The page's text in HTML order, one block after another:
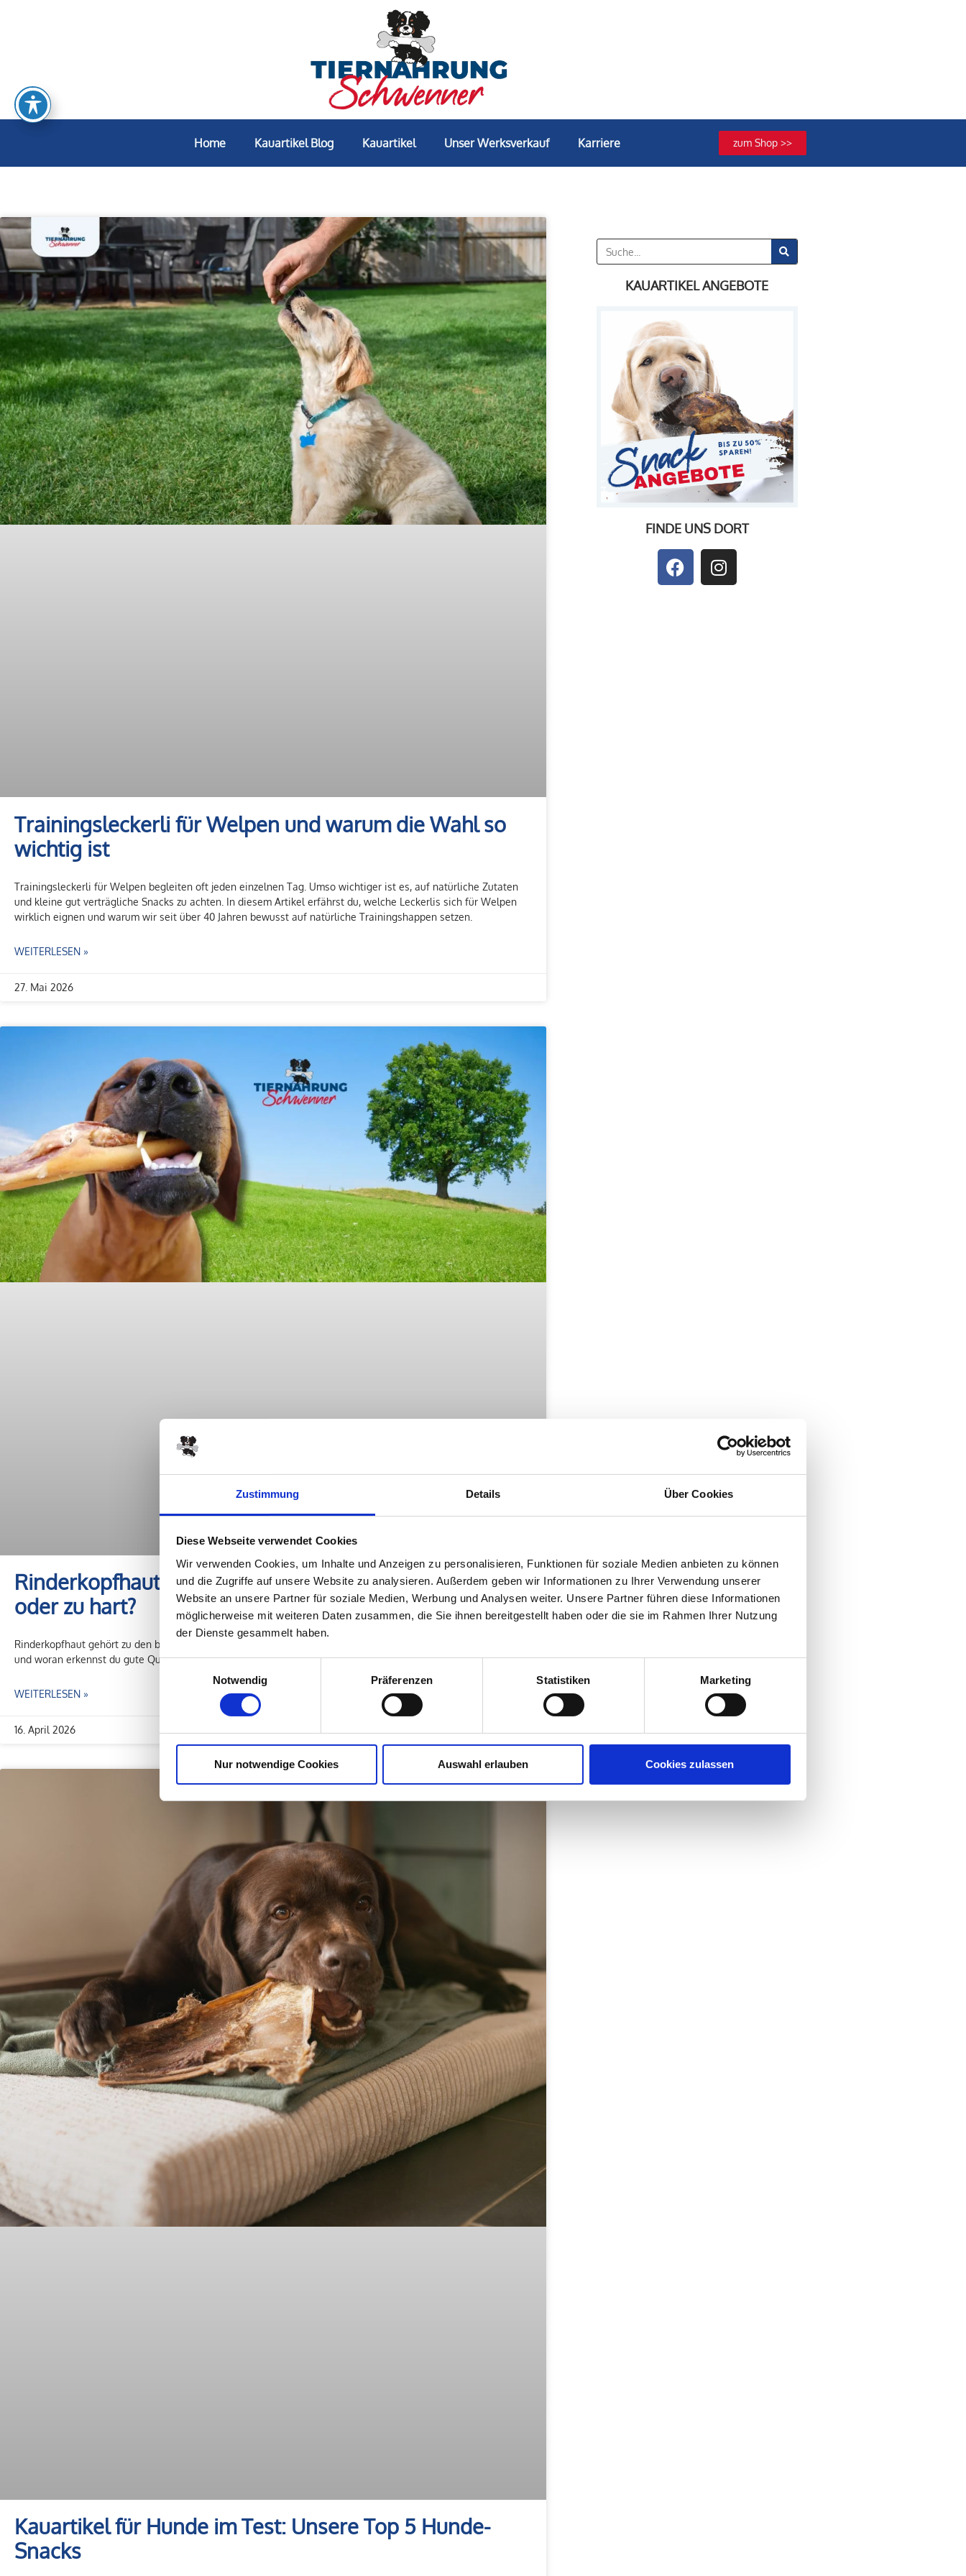
Zustimmung Details Über Cookies
Diese Webseite verwendet Cookies
Wir verwenden Cookies, um Inhalte und Anzeigen zu personalisieren, Funktionen für soziale Medien anbieten zu können
und die Zugriffe auf unsere Website zu analysieren. Außerdem geben wir Informationen zu Ihrer Verwendung unserer
Website an unsere Partner für soziale Medien, Werbung und Analysen weiter. Unsere Partner führen diese Informationen
möglicherweise mit weiteren Daten zusammen, die Sie ihnen bereitgestellt haben oder die sie im Rahmen Ihrer Nutzung
der Dienste gesammelt haben.
Einwilligungsauswahl
Notwendig
Präferenzen Statistiken Marketing
Nur notwendige Cookies Auswahl erlauben Cookies zulassen
Home Kauartikel Blog Kauartikel Unser Werksverkauf Karriere zum Shop >>
Trainingsleckerli für Welpen und warum die Wahl so
wichtig ist
Trainingsleckerli für Welpen begleiten oft jeden einzelnen Tag. Umso wichtiger ist es, auf natürliche Zutaten
und kleine gut verträgliche Snacks zu achten. In diesem Artikel erfährst du, welche Leckerlis sich für Welpen
wirklich eignen und warum wir seit über 40 Jahren bewusst auf natürliche Trainingshappen setzen.
WEITERLESEN »
27. Mai 2026
Rinderkopfhaut für Hunde ein sinnvoller Kausnack
oder zu hart?
Rinderkopfhaut gehört zu den beliebtesten Kauartikeln für Hunde. Doch ist sie wirklich für jeden Hund geeignet
und woran erkennst du gute Qualität? In diesem Artikel erfährst du, worauf es wirklich ankommt.
WEITERLESEN »
16. April 2026
Kauartikel für Hunde im Test: Unsere Top 5 Hunde-
Snacks
KAUARTIKEL ANGEBOTE
FINDE UNS DORT